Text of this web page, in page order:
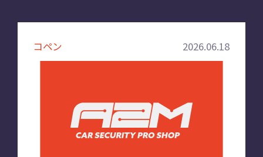
コペン 2026.06.18
FAQ
お知らせ